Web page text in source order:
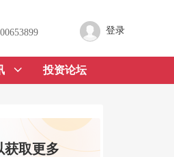
登录
投资论坛
获取更多